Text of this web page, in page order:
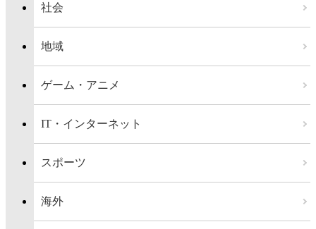
社会
地域
ゲーム・アニメ
IT・インターネット
スポーツ
海外